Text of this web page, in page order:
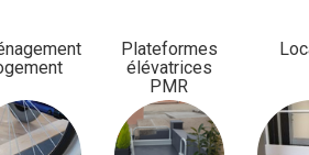
Plateformes
élévatrices
PMR